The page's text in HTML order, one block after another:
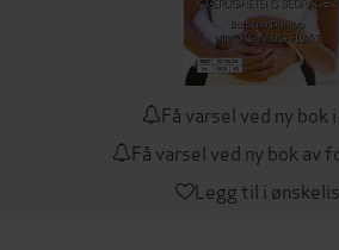
Få varsel ved ny bok
Få varsel ved ny bok av
Legg til i